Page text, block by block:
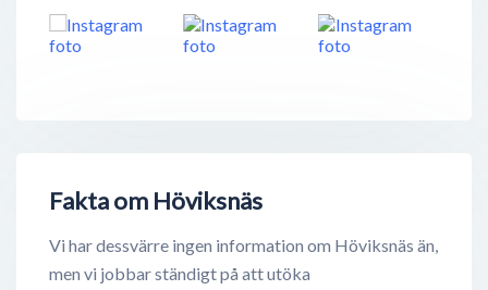
Fakta om Höviksnäs
Vi har dessvärre ingen information om Höviksnäs än,
men vi jobbar ständigt på att utöka